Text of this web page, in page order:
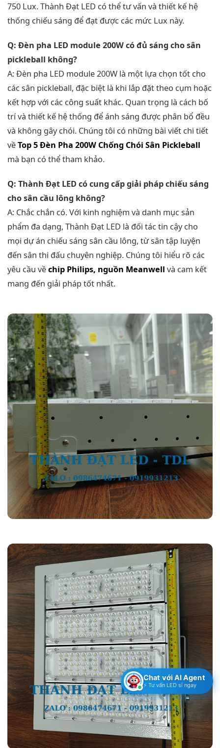
750 Lux. Thành Đạt LED có thể tư vấn và thiết kế hệ
thống chiếu sáng để đạt được các mức Lux này.
Q: Đèn pha LED module 200W có đủ sáng cho sân
pickleball không?
A: Đèn pha LED module 200W là một lựa chọn tốt cho
các sân pickleball, đặc biệt là khi lắp đặt theo cụm hoặc
kết hợp với các công suất khác. Quan trọng là cách bố
trí và thiết kế hệ thống để ánh sáng được phân bổ đều
và không gây chói. Chúng tôi có những bài viết chi tiết
vềTop 5 Đèn Pha 200W Chống Chói Sân Pickleball
mà bạn có thể tham khảo.
Q: Thành Đạt LED có cung cấp giải pháp chiếu sáng
cho sân cầu lông không?
A: Chắc chắn có. Với kinh nghiệm và danh mục sản
phẩm đa dạng, Thành Đạt LED là đối tác tin cậy cho
mọi dự án chiếu sáng sân cầu lông, từ sân tập luyện
đến sân thi đấu chuyên nghiệp. Chúng tôi hiểu rõ các
yêu cầu vềchip Philips, nguồn Meanwell và cam kết
mang đến giải pháp tốt nhất.
Chat với AI Agent
⚡ Tư vấn LED sỉ ngay